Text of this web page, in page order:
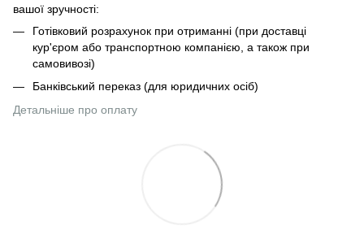
вашої зручності:
Готівковий розрахунок при отриманні (при доставці
кур'єром або транспортною компанією, а також при
самовивозі)
Банківський переказ (для юридичних осіб)
Детальніше про оплату